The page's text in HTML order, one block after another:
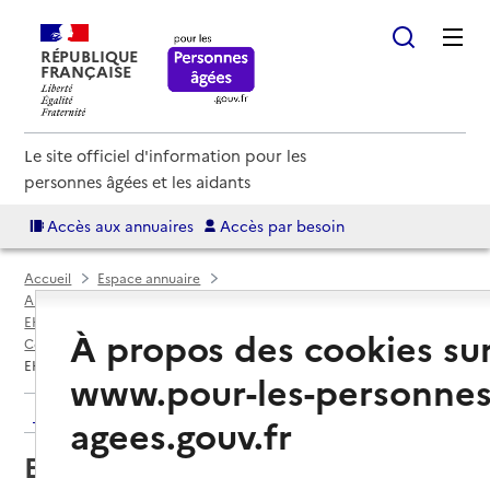
RÉPUBLIQUE
FRANÇAISE
Le site officiel d'information pour les
personnes âgées et les aidants
Accès aux annuaires Accès par besoin
Accueil
Espace annuaire
Annuaire EHPAD et maisons de retraite
EHPAD par département
Collectivité européenne d'Alsace (6AE)
Strasbourg
EHPAD Le Kachelofe
Retour aux résultats de l'annuaire
EHPAD Le Kachelofe
À propos des cookies
www.pour-les-
agees.gouv.fr